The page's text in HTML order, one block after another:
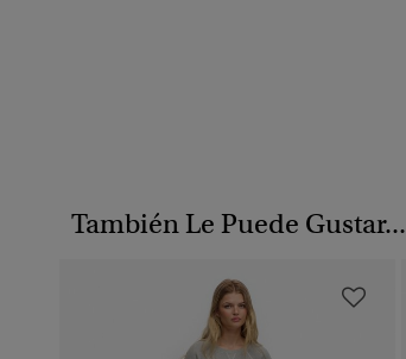
También Le Puede Gustar...